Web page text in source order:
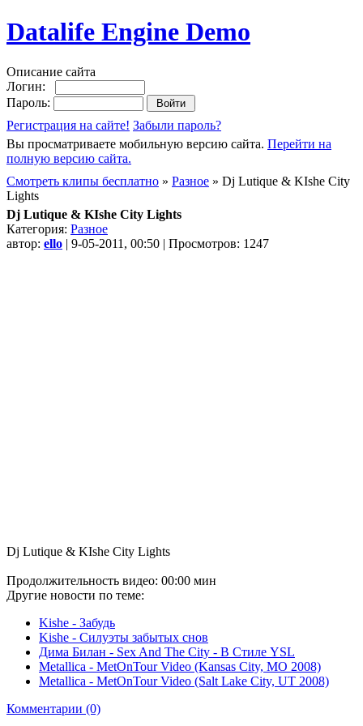
Datalife Engine Demo
Описание сайта
Логин:
Пароль:
Регистрация на сайте! Забыли пароль?
Вы просматриваете мобильную версию сайта. Перейти на
полную версию сайта.
Смотреть клипы бесплатно » Разное » Dj Lutique & KIshe City
Lights
Dj Lutique & KIshe City Lights
Категория: Разное
автор: ello | 9-05-2011, 00:50 | Просмотров: 1247
Dj Lutique & KIshe City Lights
Продолжительность видео: 00:00 мин
Другие новости по теме:
Kishe - Забудь
Kishe - Силуэты забытых снов
Дима Билан - Sex And The City - В Стиле YSL
Metallica - MetOnTour Video (Kansas City, MO 2008)
Metallica - MetOnTour Video (Salt Lake City, UT 2008)
Комментарии (0)